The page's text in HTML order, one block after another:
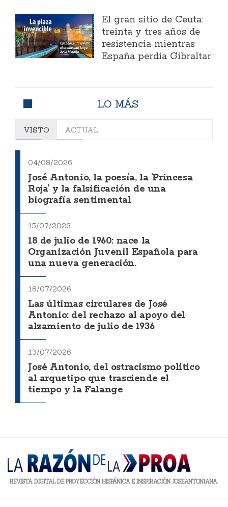
El gran sitio de Ceuta:
treinta y tres años de
resistencia mientras
España perdía Gibraltar
LO MÁS
VISTO ACTUAL
04/08/2026
José Antonio, la poesía, la 'Princesa
Roja' y la falsificación de una
biografía sentimental
15/07/2026
18 de julio de 1960: nace la
Organización Juvenil Española para
una nueva generación.
18/07/2026
Las últimas circulares de José
Antonio: del rechazo al apoyo del
alzamiento de julio de 1936
13/07/2026
José Antonio, del ostracismo político
al arquetipo que trasciende el
tiempo y la Falange
REVISTA DIGITAL DE PROYECCIÓN HISPÁNICA E INSPIRACIÓN JOSEANTONIANA.